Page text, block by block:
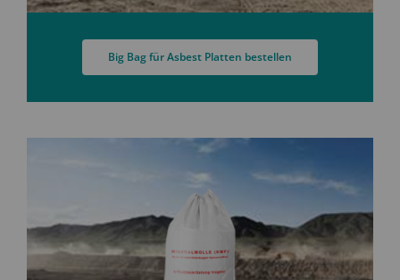
Big Bag für Asbest Platten bestellen